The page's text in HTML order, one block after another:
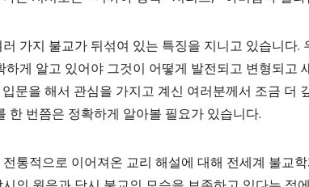
가지 불교가 뒤섞여 있는 특징을 지니고 있습니다.
하게 알고 있어야 그것이 어떻게 발전되고 변형되고
문을 해서 관심을 가지고 계신 여러분께서 조금 더
한 번쯤은 정확하게 알아볼 필요가 있습니다.
통적으로 이어져온 교리 해설에 대해 전세계 불교